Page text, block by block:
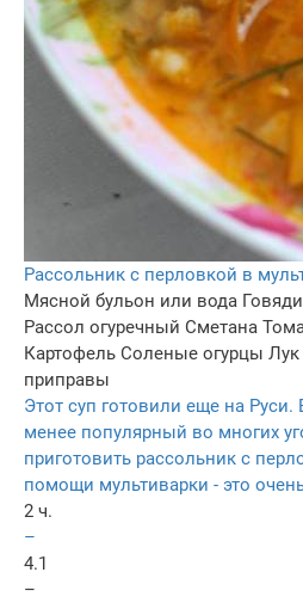
Рассольник с перловкой в
Мясной бульон или вода
Рассол огуречный Сметана
Картофель Соленые огурцы Лук
приправы
Этот суп готовили еще на
менее популярный во многих
приготовить рассольник с
помощи мультиварки - это
2 ч.
–
4.1
–